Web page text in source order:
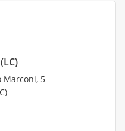
Marconi, 5